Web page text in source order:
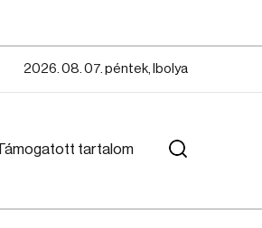
2026. 08. 07. péntek, Ibolya
tartalom